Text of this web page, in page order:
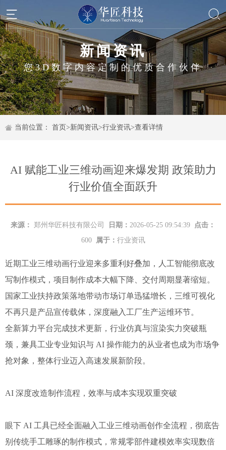
新闻资讯
您3D数字内容定制的优质合作伙伴
当前位置： 首页>新闻资讯>行业资讯>查看详情
AI 赋能工业三维动画迎来爆发期 政策助力
行业价值全面跃升
来源： 郑州华匠科技有限公司 日期： 2026-05-25 09:54:39
点击：
600
属于： 行业资讯
近期工业三维动画行业迎来多重利好叠加，人工智能彻底改
写制作模式，项目制作成本大幅下降、交付周期显著缩短。
国家工业扶持政策落地带动市场订单迅猛增长，三维可视化
不再只是产品宣传载体，深度融入工厂生产运维环节。
全新算力平台完成技术更新，行业仿真与渲染实力突破瓶
颈，兼具工业专业知识与 AI 操作能力的从业者也成为市场争
抢对象，整体行业迈入高速发展新阶段。
AI 深度改造制作流程，效率与成本实现双重突破
眼下 AI 工具已经全面融入工业三维动画创作全流程，彻底告
别传统手工雕琢的制作模式，常规零部件建模效率实现数倍